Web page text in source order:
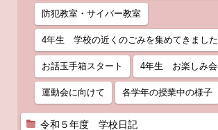
防犯教室・サイバー教室
4年生 学校の近くのごみを集めてきました
お話玉手箱スタート 4年生 お楽しみ会
運動会に向けて 各学年の授業中の様子
令和５年度 学校日記